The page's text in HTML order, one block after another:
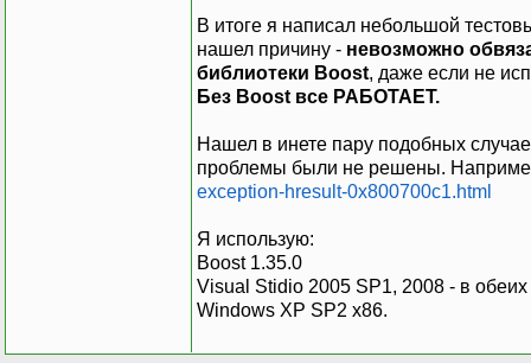
В итоге я написал небольшой
нашел причину - невозможно
библиотеки Boost, даже если не
Без Boost все РАБОТАЕТ.
Нашел в инете пару подобных
проблемы были не решены.
exception-hresult-0x800700c1.html
Я использую:
Boost 1.35.0
Visual Stidio 2005 SP1, 2008 - в
Windows XP SP2 x86.